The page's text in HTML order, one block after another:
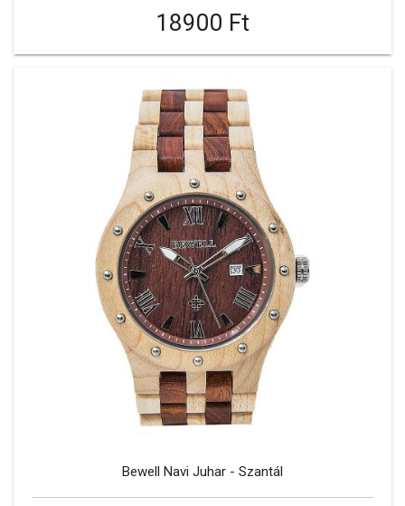
18900 Ft
Bewell Navi Juhar - Szantál